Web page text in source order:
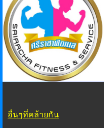
อื่นๆที่คล้ายกัน